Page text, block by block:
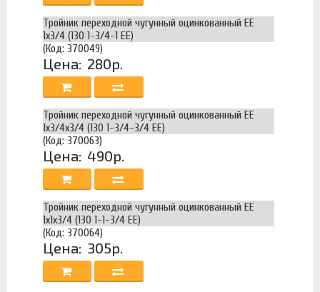
Тройник переходной чугунный оцинкованный ЕЕ
1х3/4 (130 1-3/4-1 EE)
(Код: 370049)
Цена: 280р.
Тройник переходной чугунный оцинкованный ЕЕ
1х3/4х3/4 (130 1-3/4-3/4 EE)
(Код: 370063)
Цена: 490р.
Тройник переходной чугунный оцинкованный ЕЕ
1х1х3/4 (130 1-1-3/4 EE)
(Код: 370064)
Цена: 305р.